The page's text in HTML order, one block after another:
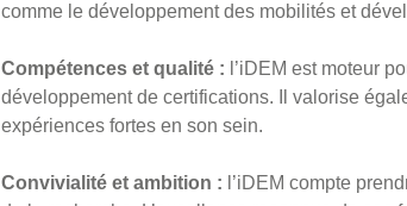
comme le développement des mobilités et
Compétences et qualité : l’iDEM est moteur
développement de certifications. Il valorise
expériences fortes en son sein.
Convivialité et ambition : l’iDEM compte